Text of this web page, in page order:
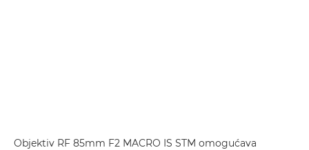
Objektiv RF 85mm F2 MACRO IS STM omogućava